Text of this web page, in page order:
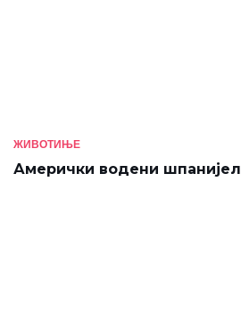
ЖИВОТИЊЕ
Амерички водени шпанијел